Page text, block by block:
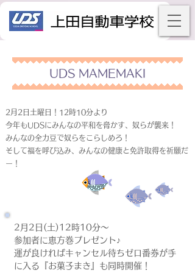
UDS MAMEMAKI
2月2日土曜日！12時10分より
今年もUDSにみんなの平和を脅かす、奴らが襲来！
みんなの全力豆で奴らをこらしめろ！
そして福を呼び込み、みんなの健康と免許取得を祈願だ
ー！
2月2日(土)12時10分～
参加者に恵方巻プレゼント♪
運が良ければキャンセル待ちゼロ番券が手
に入る『お菓子まき』も同時開催！